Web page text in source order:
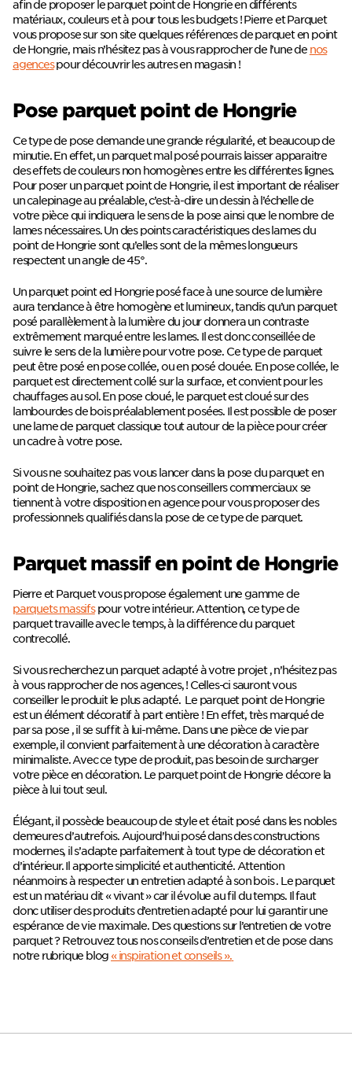
afin de proposer le parquet point de Hongrie en différents
matériaux, couleurs et à pour tous les budgets ! Pierre et Parquet
vous propose sur son site quelques références de parquet en point
de Hongrie, mais n’hésitez pas à vous rapprocher de l’une de nos
agencespour découvrir les autres en magasin !
Pose parquet point de Hongrie
Ce type de pose demande une grande régularité, et beaucoup de
minutie. En effet, un parquet mal posé pourrais laisser apparaitre
des effets de couleurs non homogènes entre les différentes lignes.
Pour poser un parquet point de Hongrie, il est important de réaliser
un calepinage au préalable, c’est-à-dire un dessin à l’échelle de
votre pièce qui indiquera le sens de la pose ainsi que le nombre de
lames nécessaires. Un des points caractéristiques des lames du
point de Hongrie sont qu’elles sont de la mêmes longueurs
respectent un angle de 45°.
Un parquet point ed Hongrie posé face à une source de lumière
aura tendance à être homogène et lumineux, tandis qu’un parquet
posé parallèlement à la lumière du jour donnera un contraste
extrêmement marqué entre les lames. Il est donc conseillée de
suivre le sens de la lumière pour votre pose. Ce type de parquet
peut être posé en pose collée, ou en posé clouée. En pose collée, le
parquet est directement collé sur la surface, et convient pour les
chauffages au sol. En pose cloué, le parquet est cloué sur des
lambourdes de bois préalablement posées. Il est possible de poser
une lame de parquet classique tout autour de la pièce pour créer
un cadre à votre pose.
Si vous ne souhaitez pas vous lancer dans la pose du parquet en
point de Hongrie, sachez que nos conseillers commerciaux se
tiennent à votre disposition en agence pour vous proposer des
professionnels qualifiés dans la pose de ce type de parquet.
Parquet massif en point de Hongrie
Pierre et Parquet vous propose également une gamme de
parquets massifspour votre intérieur. Attention, ce type de
parquet travaille avec le temps, à la différence du parquet
contrecollé.
Si vous recherchez un parquet adapté à votre projet , n’hésitez pas
à vous rapprocher de nos agences, ! Celles-ci sauront vous
conseiller le produit le plus adapté. Le parquet point de Hongrie
est un élément décoratif à part entière ! En effet, très marqué de
par sa pose , il se suffit à lui-même. Dans une pièce de vie par
exemple, il convient parfaitement à une décoration à caractère
minimaliste. Avec ce type de produit, pas besoin de surcharger
votre pièce en décoration. Le parquet point de Hongrie décore la
pièce à lui tout seul.
Élégant, il possède beaucoup de style et était posé dans les nobles
demeures d’autrefois. Aujourd’hui posé dans des constructions
modernes, il s’adapte parfaitement à tout type de décoration et
d’intérieur. Il apporte simplicité et authenticité. Attention
néanmoins à respecter un entretien adapté à son bois . Le parquet
est un matériau dit « vivant » car il évolue au fil du temps. Il faut
donc utiliser des produits d’entretien adapté pour lui garantir une
espérance de vie maximale. Des questions sur l’entretien de votre
parquet ? Retrouvez tous nos conseils d’entretien et de pose dans
notre rubrique blog « inspiration et conseils ».